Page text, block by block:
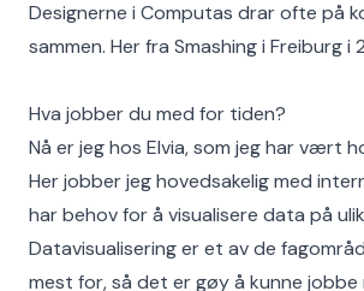
Designerne i Computas drar ofte på
sammen. Her fra Smashing i Freiburg i
Hva jobber du med for tiden?
Nå er jeg hos Elvia, som jeg har vært
Her jobber jeg hovedsakelig med
har behov for å visualisere data på
Datavisualisering er et av de
mest for, så det er gøy å kunne jobbe